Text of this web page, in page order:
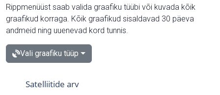
Rippmenüüst saab valida graafiku tüübi või kuvada kõik
graafikud korraga. Kõik graafikud sisaldavad 30 päeva
andmeid ning uuenevad kord tunnis.
Vali graafiku tüüp
Satelliitide arv